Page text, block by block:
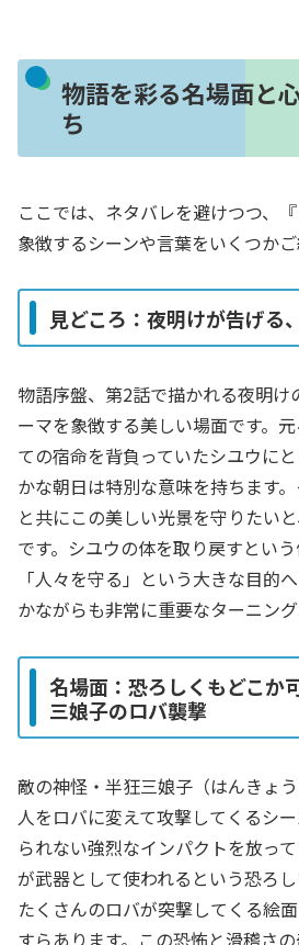
物語を彩る名場面と
ち
ここでは、ネタバレを避けつつ、
象徴するシーンや言葉をいくつかご
見どころ：夜明けが告げる
物語序盤、第2話で描かれる夜明け
ーマを象徴する美しい場面です。
ての宿命を背負っていたシユウに
かな朝日は特別な意味を持ちます
と共にこの美しい光景を守りたい
です。シユウの体を取り戻すという
「人々を守る」という大きな目的
かながらも非常に重要なターニング
名場面：恐ろしくもどこか
三娘子のロバ襲撃
敵の神怪・半狂三娘子（はんきょ
人をロバに変えて攻撃してくるシ
られない強烈なインパクトを放っ
が武器として使われるという恐ろし
たくさんのロバが突撃してくる絵